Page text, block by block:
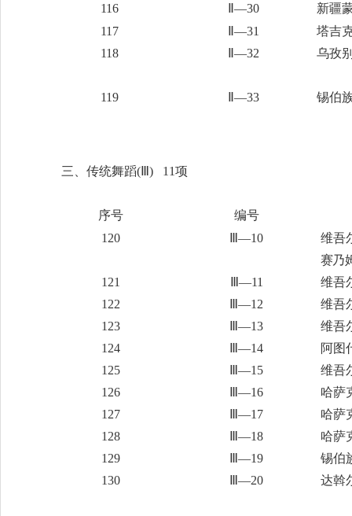
116
Ⅱ—30
新疆
117
Ⅱ—31
塔吉
118
Ⅱ—32 乌孜
119 Ⅱ—33 锡伯
三、传统舞蹈(Ⅲ) 11项
序号
编号
120
Ⅲ—10
维吾
赛乃
121
Ⅲ—11
维吾
122
Ⅲ—12
维吾
123
Ⅲ—13
维吾
124
Ⅲ—14
阿图
125
Ⅲ—15
维吾
126
Ⅲ—16
哈萨
127
Ⅲ—17
哈萨
128
Ⅲ—18
哈萨
129
Ⅲ—19
锡伯
130
Ⅲ—20 达斡